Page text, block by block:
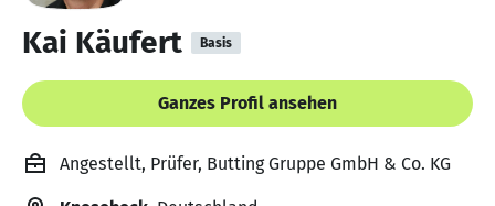
Kai Käufert Basis
Ganzes Profil ansehen
Angestellt, Prüfer, Butting Gruppe GmbH & Co. KG